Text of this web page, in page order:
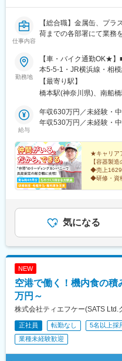
す。
入社後は、実際の現場
ただきます。先輩社員や
しますので、未経験の方
す。ジョブローテーショ
※ジョブローテーション
配属となる習志野事業
在籍しております。
■魅力：
・パルシステムグループ
す。
・健康経営優良法人に認
得。
・賞与4.8か月分や充実
盤を築くことができます
■当社について：
当社はパルシステム生活
れ、従業員の健康向上を
食品業界に興味がある方
のご応募をお待ちしてお
変更の範囲：会社の定め
仕事内容
【総合職】金属缶、プラ
荷までの各部署にて業務
勤務地
【車・バイク通勤OK★
本5-5-1・JR横浜線・相
15分、車5分※社員寮あ
市高瀬町2-3・JR京葉線
ざいます※駐車場完備
【最寄り駅】
橋本駅(神奈川県)、南船
給与
年収630万円／未経験・
年収530万円／未経験・
★キャリア
【容器製
◆売上1629
◆研修・資
気になる
NEW
空港で働く！機内食の
万円～
株式会社ティエフケー(SATS Ltd.
正社員 転勤なし 5名以上採
業種未経験歓迎